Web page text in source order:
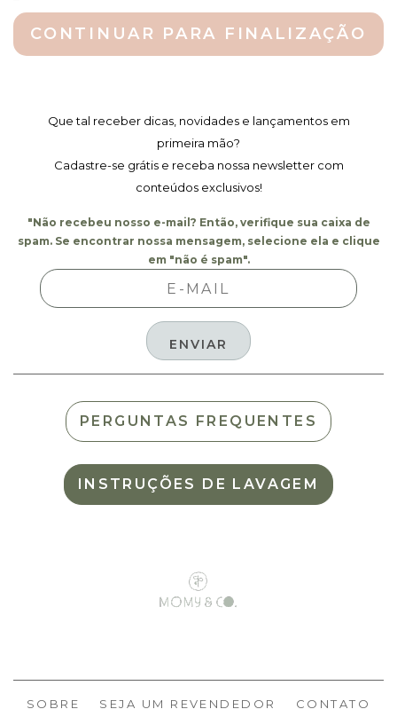
CONTINUAR PARA FINALIZAÇÃO
Que tal receber dicas, novidades e lançamentos em
primeira mão?
Cadastre-se grátis e receba nossa newsletter com
conteúdos exclusivos!
"Não recebeu nosso e-mail? Então, verifique sua caixa de
spam. Se encontrar nossa mensagem, selecione ela e clique
em "não é spam".
PERGUNTAS FREQUENTES
INSTRUÇÕES DE LAVAGEM
SOBRE SEJA UM REVENDEDOR
CONTATO